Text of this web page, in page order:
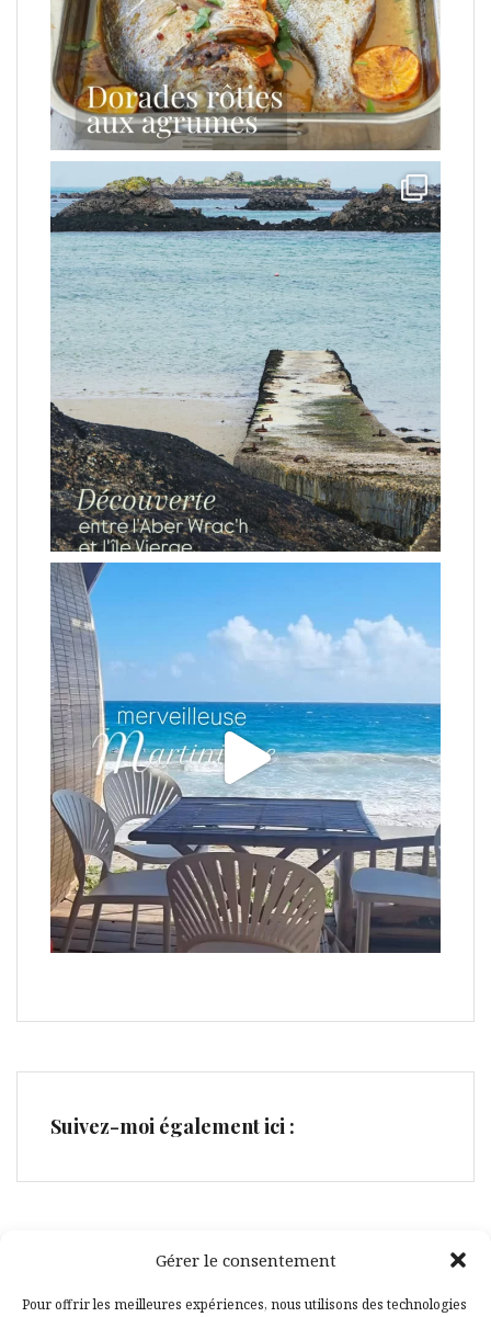
Gérer le consentement
Pour offrir les meilleures expériences, nous utilisons des technologies
Suivez-moi également ici :
Facebook
Pinterest